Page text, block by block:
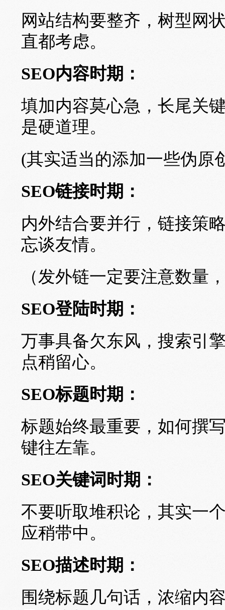
网站结构要整齐，树型网
直都考虑。
SEO内容时期：
填加内容莫心急，长尾关
是硬道理。
(其实适当的添加一些伪原
SEO链接时期：
内外结合要并行，链接策
忘谈友情。
（发外链一定要注意数量
SEO登陆时期：
万事具备欠东风，搜索引
点稍留心。
SEO标题时期：
标题始终最重要，如何撰
键往左靠。
SEO关键词时期：
不要听取堆积论，其实一
应稍带中。
SEO描述时期：
围绕标题几句话，浓缩内